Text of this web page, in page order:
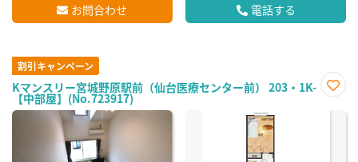
お問合わせ 電話する
割引キャンペーン
Kマンスリー宮城野原駅前（仙台医療センター前） 203・1K-
【中部屋】(No.723917)
に入